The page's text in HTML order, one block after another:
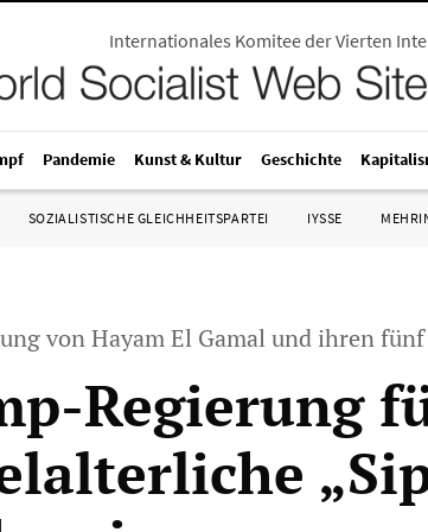
Internationales Komitee der Vierten
Pandemie Kunst & Kultur Geschichte
SOZIALISTISCHE GLEICHHEITSPARTEI IYSSE
von Hayam El Gamal und ihren
Regierung